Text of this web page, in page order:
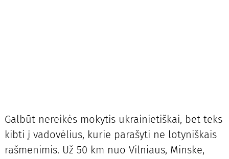
Galbūt nereikės mokytis ukrainietiškai, bet teks
kibti į vadovėlius, kurie parašyti ne lotyniškais
rašmenimis. Už 50 km nuo Vilniaus, Minske,